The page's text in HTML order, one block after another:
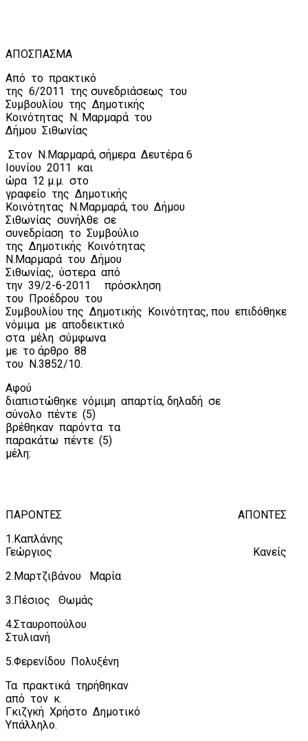
ΑΠΟΣΠΑΣΜΑ
Από το πρακτικό
της 6/2011 της συνεδριάσεως του
Συμβουλίου της Δημοτικής
Κοινότητας Ν. Μαρμαρά του
Δήμου Σιθωνίας
Στον Ν.Μαρμαρά, σήμερα Δευτέρα 6
Ιουνίου 2011 και
ώρα 12 μ.μ. στο
γραφείο της Δημοτικής
Κοινότητας Ν.Μαρμαρά, του Δήμου
Σιθωνίας συνήλθε σε
συνεδρίαση το Συμβούλιο
της Δημοτικής Κοινότητας
Ν.Μαρμαρά του Δήμου
Σιθωνίας, ύστερα από
την 39/2-6-2011
πρόσκληση
του Προέδρου του
Συμβουλίου της Δημοτικής Κοινότητας, που επιδόθηκε
νόμιμα με αποδεικτικό
στα μέλη σύμφωνα
με το άρθρο 88
του Ν.3852/10.
Αφού
διαπιστώθηκε νόμιμη απαρτία, δηλαδή σε
σύνολο πέντε (5)
βρέθηκαν παρόντα τα
παρακάτω πέντε (5)
μέλη:
ΠΑΡΟΝΤΕΣ
ΑΠΟΝΤΕΣ
1.Καπλάνης
Γεώργιος
Κανείς
2.Μαρτζιβάνου
Μαρία
3.Πέσιος
Θωμάς
4.Σταυροπούλου
Στυλιανή
5.Φερενίδου Πολυξένη
Τα πρακτικά τηρήθηκαν
από τον κ.
Γκιζγκή Χρήστο Δημοτικό
Υπάλληλο.